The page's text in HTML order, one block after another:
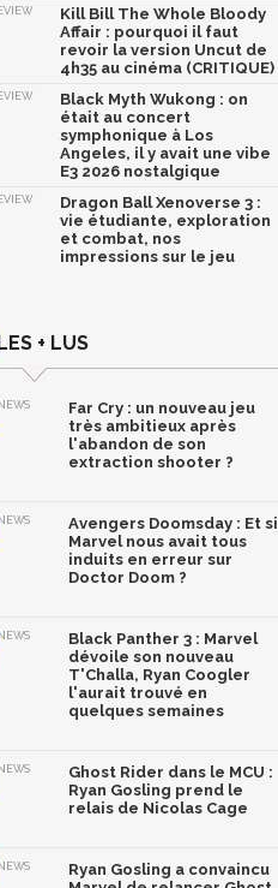
Kill Bill The Whole Bloody
Affair : pourquoi il faut
revoir la version Uncut de
4h35 au cinéma (CRITIQUE)
Black Myth Wukong : on
était au concert
symphonique à Los
Angeles, il y avait une vibe
E3 2026 nostalgique
Dragon Ball Xenoverse 3 :
vie étudiante, exploration
et combat, nos
impressions sur le jeu
LES + LUS
NEWS
Far Cry : un nouveau jeu
très ambitieux après
l'abandon de son
extraction shooter ?
NEWS
Avengers Doomsday : Et si
Marvel nous avait tous
induits en erreur sur
Doctor Doom ?
NEWS
Black Panther 3 : Marvel
dévoile son nouveau
T'Challa, Ryan Coogler
l'aurait trouvé en
quelques semaines
NEWS
Ghost Rider dans le MCU :
Ryan Gosling prend le
relais de Nicolas Cage
NEWS
Ryan Gosling a convaincu